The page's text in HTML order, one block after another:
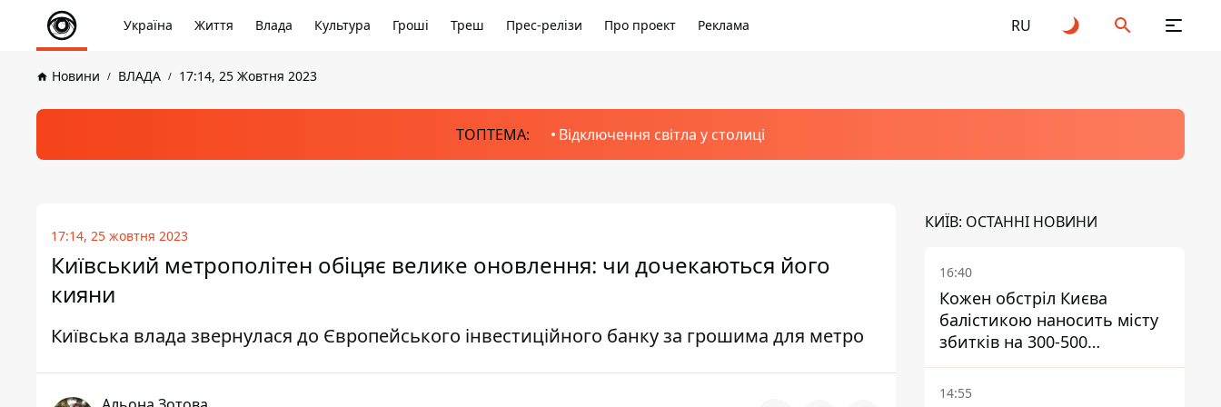
Україна Життя Влада Культура Гроші Треш Прес-релізи Про проект Реклама RU
Новини ВЛАДА 17:14, 25 Жовтня 2023
ТОПТЕМА: Відключення світла у столиці
17:14, 25 жовтня 2023
Київський метрополітен обіцяє велике оновлення: чи дочекаються його
кияни
Київська влада звернулася до Європейського інвестиційного банку за грошима для метро
КИЇВ: ОСТАННІ НОВИНИ
16:40
Кожен обстріл Києва
балістикою наносить місту
збитків на 300-500
мільйонів - Петро
Пантелеєв
14:55